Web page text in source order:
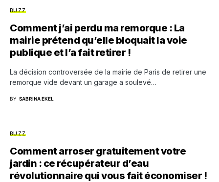
BUZZ
Comment j’ai perdu ma remorque : La
mairie prétend qu’elle bloquait la voie
publique et l’a fait retirer !
La décision controversée de la mairie de Paris de retirer une
remorque vide devant un garage a soulevé…
BY SABRINA EKEL
BUZZ
Comment arroser gratuitement votre
jardin : ce récupérateur d’eau
révolutionnaire qui vous fait économiser !